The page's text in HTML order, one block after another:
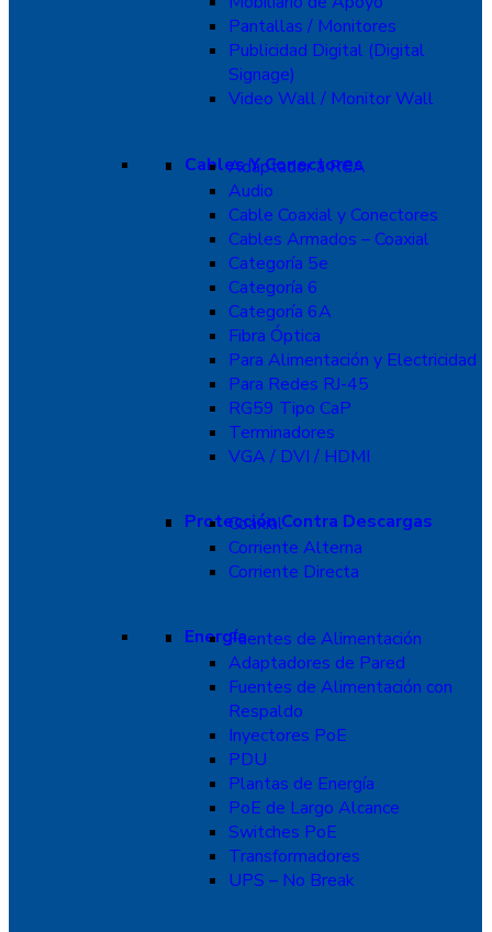
Pantallas / Monitores
Publicidad Digital (Digital
Signage)
Video Wall / Monitor Wall
Cables Y Conectores
Adaptador a RCA
Audio
Cable Coaxial y Conectores
Cables Armados – Coaxial
Categoría 5e
Categoría 6
Categoría 6A
Fibra Óptica
Para Alimentación y Electricidad
Para Redes RJ-45
RG59 Tipo CaP
Terminadores
VGA / DVI / HDMI
Protección Contra Descargas
Coaxial
Corriente Alterna
Corriente Directa
EnergíaFuentes de Alimentación
Adaptadores de Pared
Fuentes de Alimentación con
Respaldo
Inyectores PoE
PDU
Plantas de Energía
PoE de Largo Alcance
Switches PoE
Transformadores
UPS – No Break